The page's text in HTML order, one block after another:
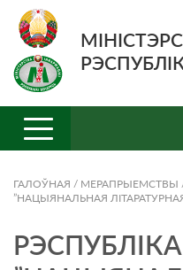
ГАЛОЎНАЯ / МЕРАПРЫЕМСТВЫ
”НАЦЫЯНАЛЬНАЯ